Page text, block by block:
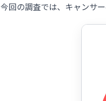
今回の調査では、キャンサ